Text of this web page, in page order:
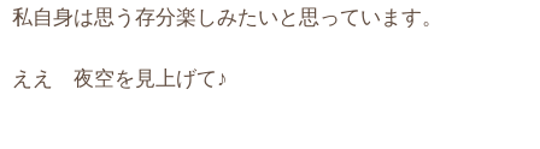
私自身は思う存分楽しみたいと思っています。
ええ 夜空を見上げて♪